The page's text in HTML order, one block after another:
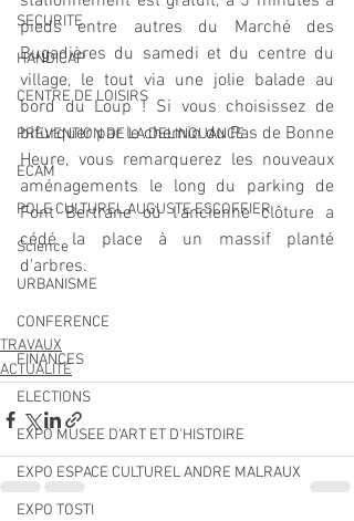
SECURITE
HANDICAP
CENTRE DE LOISIRS
PREVENTION DE LA DELINQUANCE
ECAM
POLE CULTUREL AUGUSTE ESCOFFIER
Science
URBANISME
CONFERENCE
FINANCES
ELECTIONS
EXPO MUSEE D'ART ET D'HISTOIRE
EXPO ESPACE CULTUREL ANDRE MALRAUX
EXPO TOSTI
pieds entre autres du Marché des
Bugadières du samedi et du centre du
village, le tout via une jolie balade au
bord du Loup ! Si vous choisissez de
bifurquer par le chemin du Pas de Bonne
Heure, vous remarquerez les nouveaux
aménagements le long du parking de
Font Bertrane où l'ancienne clôture a
cédé la place à un massif planté
d'arbres.
TRAVAUX
ACTUALITÉ